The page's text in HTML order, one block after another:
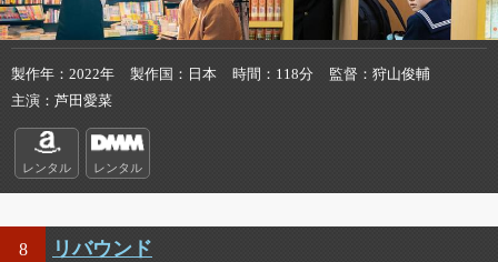
製作年 2022年 製作国 日本 時間 118分 監督
狩山俊輔
主演
芦田愛菜
レンタル レンタル
8 リバウンド